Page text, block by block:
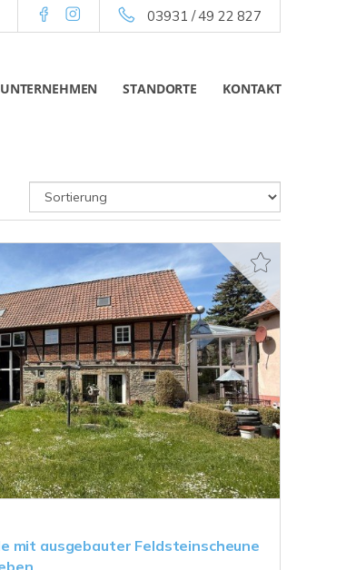
03931 / 49 22 827
UNTERNEHMEN STANDORTE KONTAKT
mit ausgebauter Feldsteinscheune